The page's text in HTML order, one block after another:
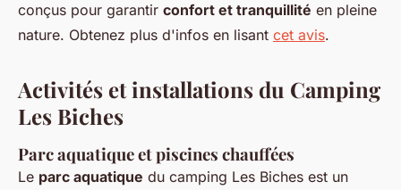
conçus pour garantir confort et tranquillité en pleine
nature. Obtenez plus d'infos en lisant cet avis.
Activités et installations du Camping
Les Biches
Parc aquatique et piscines chauffées
Le parc aquatique du camping Les Biches est un